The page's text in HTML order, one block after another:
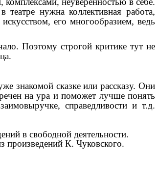
нужна коллективная работа,
его многообразием, ведь
Поэтому строгой критике тут не
знакомой сказке или рассказу. Они
на ура и поможет лучше понять
справедливости и т.д.
в свободной деятельности.
произведений К. Чуковского.